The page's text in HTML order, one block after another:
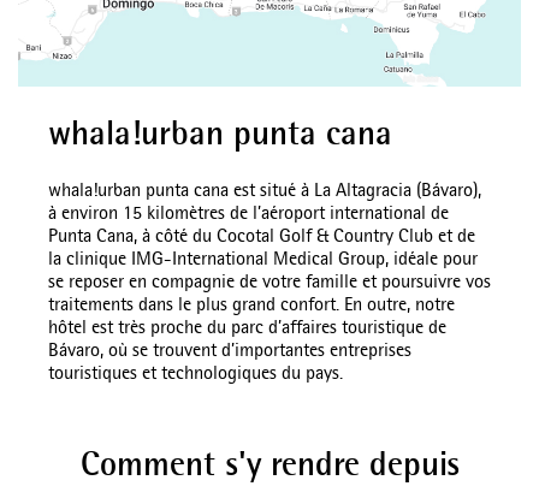
whala!urban punta cana
whala!urban punta cana est situé à La Altagracia (Bávaro),
à environ 15 kilomètres de l’aéroport international de
Punta Cana, à côté du Cocotal Golf & Country Club et de
la clinique IMG-International Medical Group, idéale pour
se reposer en compagnie de votre famille et poursuivre vos
traitements dans le plus grand confort. En outre, notre
hôtel est très proche du parc d’affaires touristique de
Bávaro, où se trouvent d’importantes entreprises
touristiques et technologiques du pays.
Comment s'y rendre depuis